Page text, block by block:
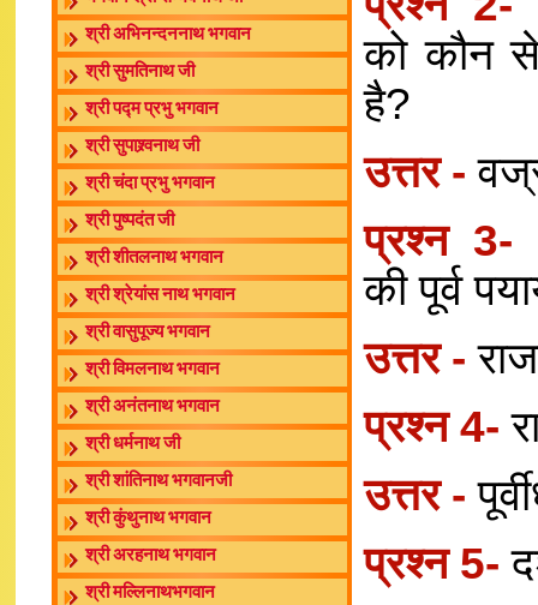
श्री अभिनन्दननाथ भगवान
श्री सुमतिनाथ जी
श्री पद्म प्रभु भगवान
श्री सुपाश्र्वनाथ जी
श्री चंदा प्रभु भगवान
श्री पुष्पदंत जी
श्री शीतलनाथ भगवान
श्री श्रेयांस नाथ भगवान
श्री वासुपूज्य भगवान
श्री विमलनाथ भगवान
श्री अनंतनाथ भगवान
श्री धर्मनाथ जी
श्री शांतिनाथ भगवानजी
श्री कुंथुनाथ भगवान
श्री अरहनाथ भगवान
श्री मल्लिनाथभगवान
को कौन से
है?
उत्तर -
प्रश्न 3-
की पूर्व
उत्तर -
प्रश्न 4-
उत्तर -
प्रश्न 5-